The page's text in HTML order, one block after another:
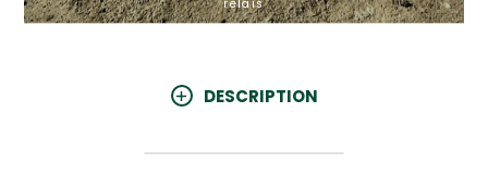
relais
DESCRIPTION